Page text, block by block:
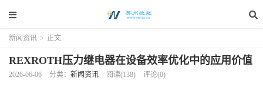
新闻资讯 > 正文
REXROTH压力继电器在设备效率优化中的应用价值
2026-06-06 分类： 新闻资讯 阅读(138) 评论(0)